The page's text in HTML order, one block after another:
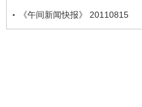
《午间新闻快报》 20110815